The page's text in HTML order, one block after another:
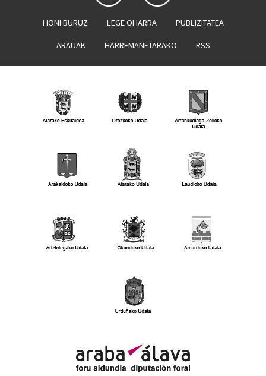
HONI BURUZ LEGE OHARRA PUBLIZITATEA
ARAUAK HARREMANETARAKO RSS